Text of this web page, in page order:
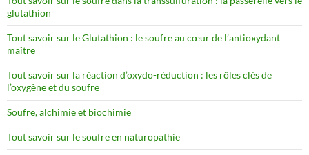
glutathion
Tout savoir sur le Glutathion : le soufre au cœur de l’antioxydant
maître
Tout savoir sur la réaction d’oxydo-réduction : les rôles clés de
l’oxygène et du soufre
Soufre, alchimie et biochimie
Tout savoir sur le soufre en naturopathie